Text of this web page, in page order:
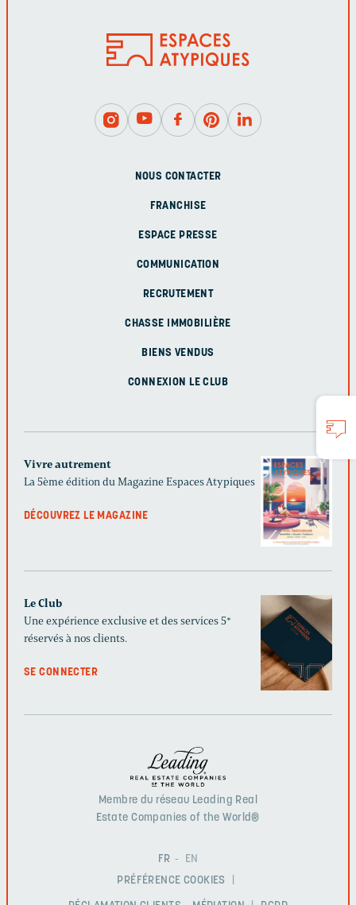
NOUS CONTACTER
FRANCHISE
ESPACE PRESSE
COMMUNICATION
RECRUTEMENT
CHASSE IMMOBILIÈRE
BIENS VENDUS
CONNEXION LE CLUB
Vivre autrement
La 5ème édition du Magazine Espaces Atypiques
DÉCOUVREZ LE MAGAZINE
Le Club
Une expérience exclusive et des services 5*
réservés à nos clients.
SE CONNECTER
Membre du réseau Leading Real
Estate Companies of the World®
FR
EN
PRÉFÉRENCE COOKIES